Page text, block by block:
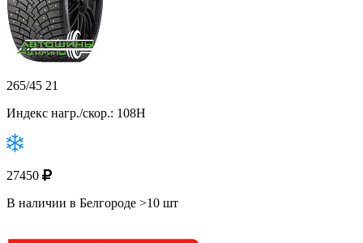
265/45 21
Индекс нагр./скор.: 108H
27450
В наличии в Белгороде >10 шт